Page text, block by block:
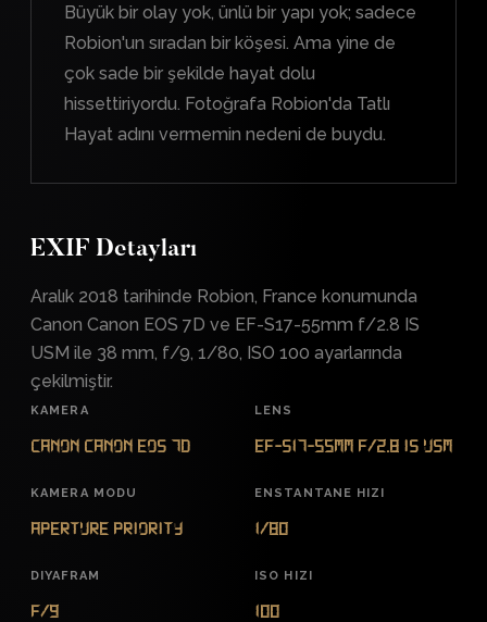
Büyük bir olay yok, ünlü bir yapı yok; sadece
Robion'un sıradan bir köşesi. Ama yine de
çok sade bir şekilde hayat dolu
hissettiriyordu. Fotoğrafa Robion'da Tatlı
Hayat adını vermemin nedeni de buydu.
EXIF Detayları
Aralık 2018 tarihinde Robion, France konumunda
Canon Canon EOS 7D ve EF-S17-55mm f/2.8 IS
USM ile 38 mm, f/9, 1/80, ISO 100 ayarlarında
çekilmiştir.
KAMERA
Canon Canon EOS 7D
LENS
EF-S17-55mm f/2.8 IS USM
KAMERA MODU
Aperture Priority
ENSTANTANE HIZI
1/80
DIYAFRAM
f/9
ISO HIZI
100